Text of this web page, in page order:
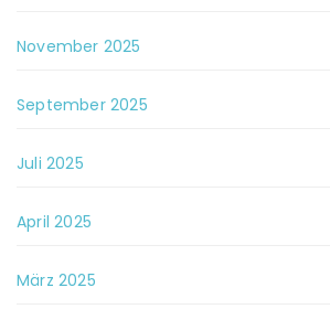
November 2025
September 2025
Juli 2025
April 2025
März 2025